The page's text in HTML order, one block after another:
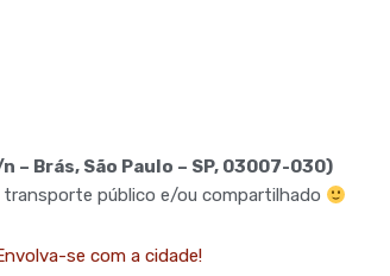
– Brás, São Paulo – SP, 03007-030)
público e/ou compartilhado
se com a cidade!